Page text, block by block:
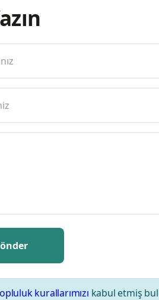
kurallarımızı kabul etmiş